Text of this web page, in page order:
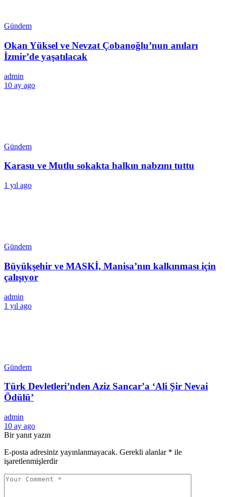
Gündem
Okan Yüksel ve Nevzat Çobanoğlu’nun anıları
İzmir’de yaşatılacak
admin
10 ay ago
Gündem
Karasu ve Mutlu sokakta halkın nabzını tuttu
1 yıl ago
Gündem
Büyükşehir ve MASKİ, Manisa’nın kalkınması için
çalışıyor
admin
1 yıl ago
Gündem
Türk Devletleri’nden Aziz Sancar’a ‘Ali Şir Nevai
Ödülü’
admin
10 ay ago
Bir yanıt yazın
E-posta adresiniz yayınlanmayacak. Gerekli alanlar * ile
işaretlenmişlerdir